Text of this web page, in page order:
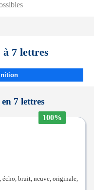
à 7 lettres
7 lettres
100%
écho, bruit, neuve, originale,